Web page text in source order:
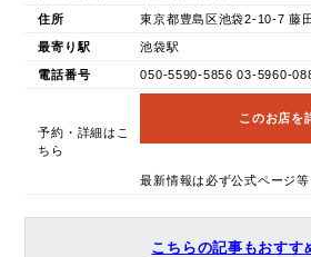
住所 東京都豊島区池袋2-10-7 藤
最寄り駅 池袋駅
電話番号 050-5590-5856 03-5960-
予約・詳細はこ
ちら
このお店を
最新情報は必ず公式ページ等
こちらの記事もおすす